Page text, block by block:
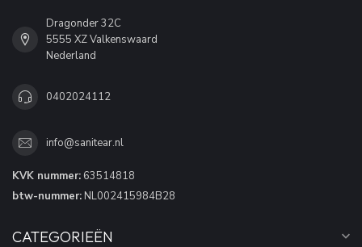
Dragonder 32C
5555 XZ Valkenswaard
Nederland
0402024112
info@sanitear.nl
KVK nummer: 63514818
btw-nummer: NL002415984B28
CATEGORIEËN